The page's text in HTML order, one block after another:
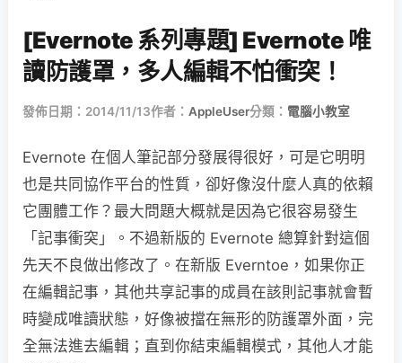
[Evernote 系列專題] Evernote 唯
讀防護罩，多人編輯不怕衝突！
發佈日期：2014/11/13作者： AppleUser分類： 電腦小教室
Evernote 在個人筆記部分發展得很好，可是它明明
也是共同協作平台的性質，卻好像沒什麼人真的依賴
它團體工作？最大問題大概就是因為它很容易發生
「記事衝突」。不過新版的 Evernote 總算針對這個
先天不良做出修改了。在新版 Everntoe，如果你正
在編輯記事，其他共享記事的成員在該則記事就會暫
時變成唯讀狀態，好像被擋在無形的防護罩外面，完
全無法進去編輯；直到你結束編輯模式，其他人才能